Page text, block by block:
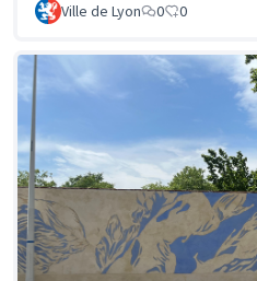
Ville de Lyon 0 0